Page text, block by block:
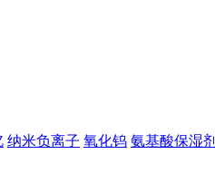
纳米负离子 氧化钨 氨基酸保湿剂